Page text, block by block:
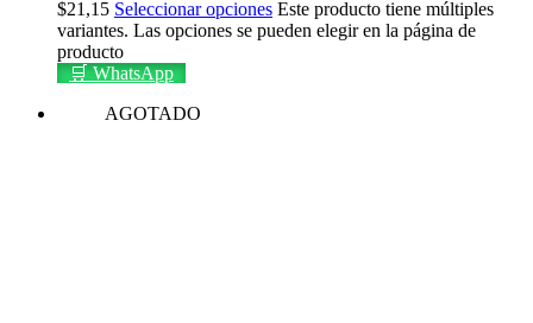
$21,15 Seleccionar opciones Este producto tiene múltiples
variantes. Las opciones se pueden elegir en la página de
producto
🛒 WhatsApp
AGOTADO